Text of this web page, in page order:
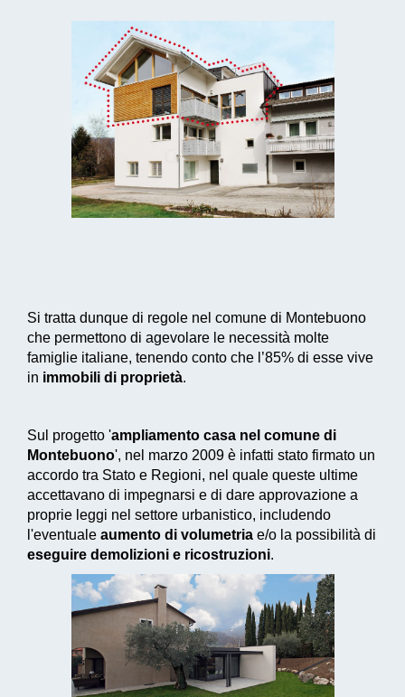
Si tratta dunque di regole nel comune di Montebuono
che permettono di agevolare le necessità molte
famiglie italiane, tenendo conto che l’85% di esse vive
in immobili di proprietà.
Sul progetto 'ampliamento casa nel comune di
Montebuono', nel marzo 2009 è infatti stato firmato un
accordo tra Stato e Regioni, nel quale queste ultime
accettavano di impegnarsi e di dare approvazione a
proprie leggi nel settore urbanistico, includendo
l'eventuale aumento di volumetria e/o la possibilità di
eseguire demolizioni e ricostruzioni.